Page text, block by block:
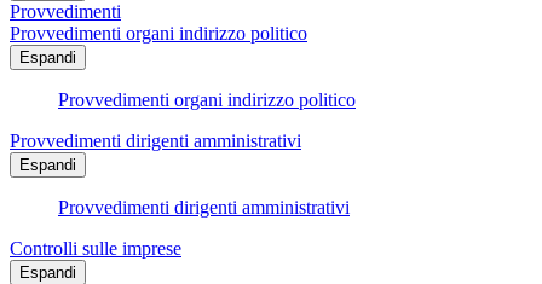
Provvedimenti
Provvedimenti organi indirizzo politico
Espandi
Provvedimenti organi indirizzo politico
Provvedimenti dirigenti amministrativi
Espandi
Provvedimenti dirigenti amministrativi
Controlli sulle imprese
Espandi